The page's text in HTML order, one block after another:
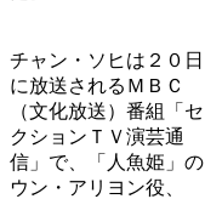
チャン・ソヒは２０日
に放送されるＭＢＣ
（文化放送）番組「セ
クションＴＶ演芸通
信」で、「人魚姫」の
ウン・アリヨン役、